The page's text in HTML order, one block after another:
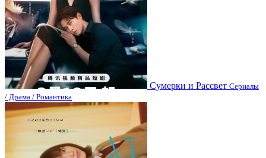
Сумерки и Рассвет Сериалы
/ Драма / Романтика